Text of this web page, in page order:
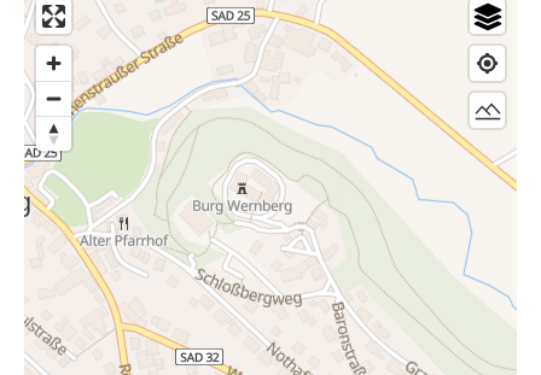
Über den Bau und die älteste Geschichte der Burg sind nur
lückenhafte Angaben vorhanden. Man vermutet, dass die
Landgrafen von Leuchtenberg lange Zeit Eigentümer der
Burg waren. Erstmals urkundlich erwähnt wurde die Burg
im Jahr 1280. In diesem Jahr erwarb Konrad von Paulsdorf
die Burg von Friedrich und Gebhard von Leuchtenberg. Nur
wenige Jahre später war die Burg in der Hand der Nothafte.
1367 wurde die Burg Wernberg böhmisches Lehen und
blieb es bis 1806. Im Jahr 1401 wird die von Heinrich
Nothaft errichtete Kapelle zur St. Georg-Kapelle geweiht.
1406 erreichte Heinrich Nothaft von König Ruprecht die
Hochgerichtsbarkeit und damit die Ausbildung einer
vollständigen Herrschaft Wernberg. Ab 1509 wird der
Ritter Wisbeck zu Velburg als Besitzer geführt. Von 1530
bis zum Tod von Max Adam (1646) - dem letzten